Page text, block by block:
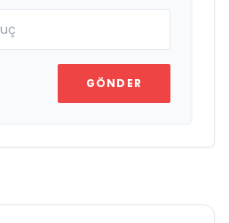
GÖNDER